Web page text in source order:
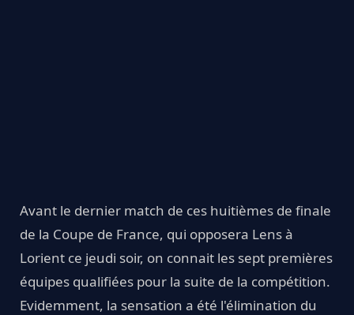
Avant le dernier match de ces huitièmes de finale
de la Coupe de France, qui opposera Lens à
Lorient ce jeudi soir, on connait les sept premières
équipes qualifiées pour la suite de la compétition.
Evidemment, la sensation a été l'élimination du